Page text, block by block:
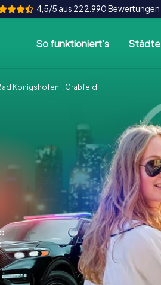
4,5/5 aus 222.990 Bewertungen
So funktioniert's Städte
Königshofen i. Grabfeld